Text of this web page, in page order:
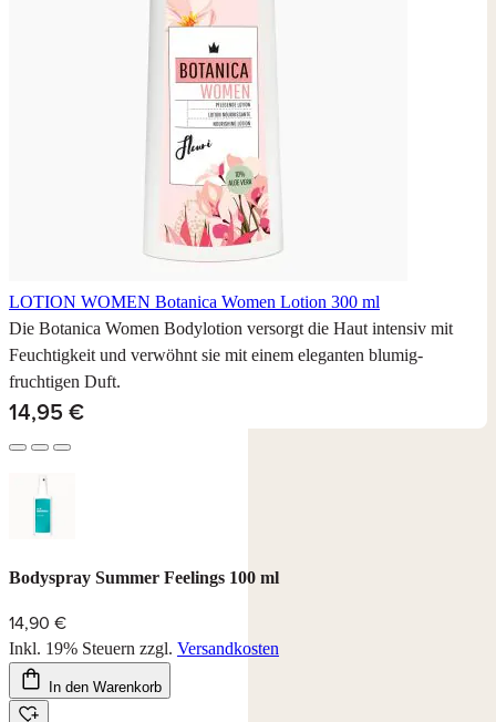
LOTION WOMEN Botanica Women Lotion 300 ml
Die Botanica Women Bodylotion versorgt die Haut intensiv mit
Feuchtigkeit und verwöhnt sie mit einem eleganten blumig-
fruchtigen Duft.
14,95 €
Bodyspray Summer Feelings 100 ml
14,90 €
Inkl. 19% Steuern zzgl. Versandkosten
In den Warenkorb